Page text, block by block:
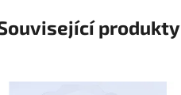
produkty